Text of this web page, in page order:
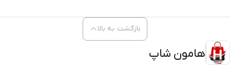
هامون شاپ
بازگشت به بالا